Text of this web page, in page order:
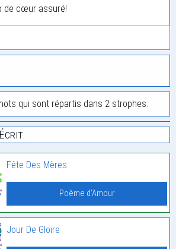
de cœur assuré!
qui sont répartis dans 2 strophes.
Fête Des Mères
Poème d'Amour
Jour De Gloire